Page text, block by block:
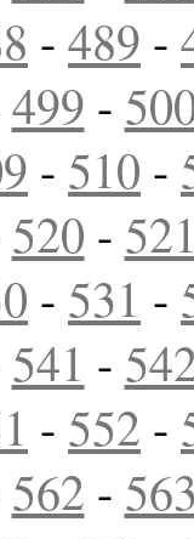
- 489 -
499 -
- 510 -
520 - 521
- 531 -
541 -
- 552 -
562 - 563